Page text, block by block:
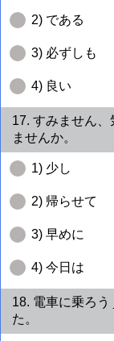
2) である
3) 必ずしも
4) 良い
17. すみません
ませんか。
1) 少し
2) 帰らせて
3) 早めに
4) 今日は
18. 電車に乗ろ
た。